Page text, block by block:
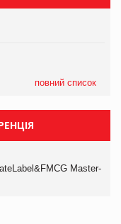
повний список
Master-